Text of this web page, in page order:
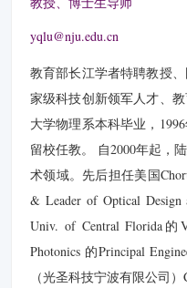
yqlu@nju.edu.cn
教育部长江学者特聘教授
家级科技创新领军人才、
大学物理系本科毕业，
留校任教。 自2000年起，
术领域。先后担任美国
& Leader of Optical Design
Univ. of Central Florida的
Photonics 的Principal
（光圣科技宁波有限公司